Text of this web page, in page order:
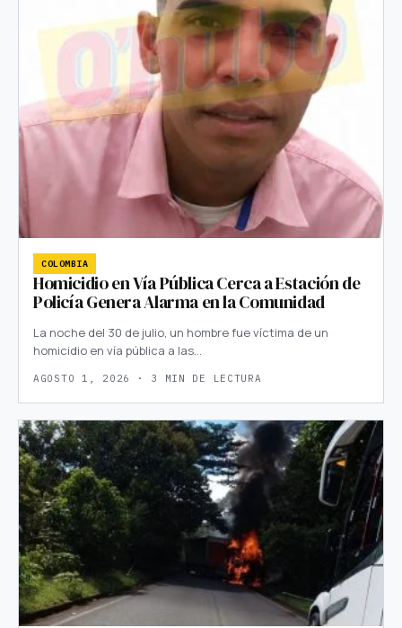
COLOMBIA
Homicidio en Vía Pública Cerca a Estación de
Policía Genera Alarma en la Comunidad
La noche del 30 de julio, un hombre fue víctima de un
homicidio en vía pública a las…
AGOSTO 1, 2026 · 3 MIN DE LECTURA